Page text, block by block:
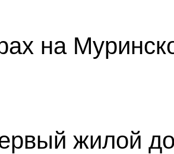
на
жилой